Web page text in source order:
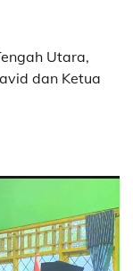
Utara,
dan Ketua